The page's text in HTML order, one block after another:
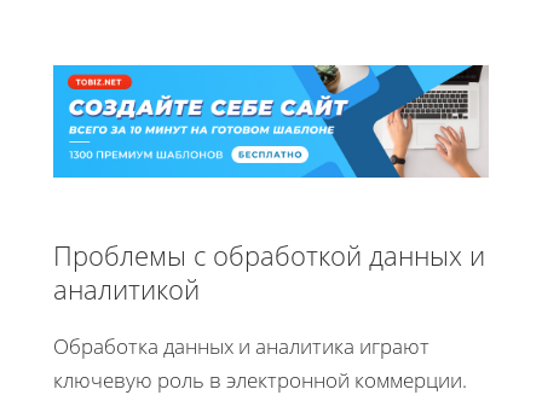
Проблемы с обработкой данных и
аналитикой
Обработка данных и аналитика играют
ключевую роль в электронной коммерции.